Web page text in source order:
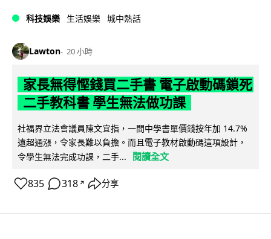
科技娛樂 生活娛樂 城中熱話
Lawton 20 小時
家長無得慳錢買二手書 電子啟動碼鎖死
二手教科書 學生無法做功課
社福界立法會議員陳文宜指，一間中學書單價錢按年加 14.7%
遠超通漲，令家長難以負擔。而且電子教材啟動碼這項設計，
令學生無法完成功課，二手...
閱讀全文
835 318 ↗ 分享